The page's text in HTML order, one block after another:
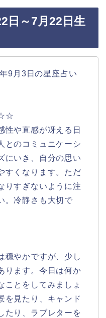
日～7月22日生
9月3日の星座占い
性や直感が冴える日
とのコミュニケーシ
にいき、自分の思い
すくなります。ただ
りすぎないように注
。冷静さも大切で
穏やかですが、少し
ります。今日は何か
ことをしてみましょ
を見たり、キャンド
たり、ラブレターを